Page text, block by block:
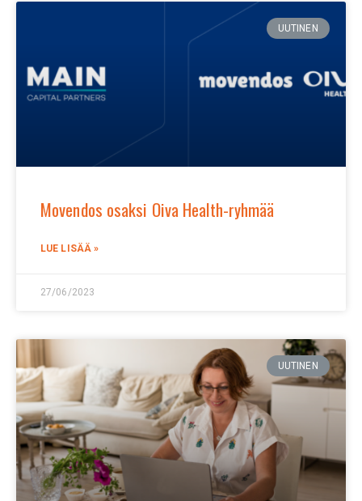
UUTINEN
Movendos osaksi Oiva Health-ryhmää
LUE LISÄÄ »
27/06/2023
UUTINEN